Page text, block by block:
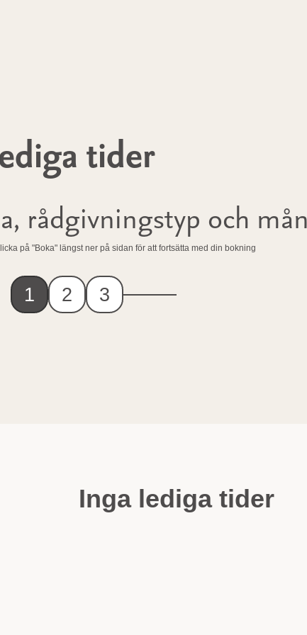
tider
rådgivningstyp och
på "Boka" längst ner på sidan för att fortsätta med din bokning
1 2 3
Inga lediga tider